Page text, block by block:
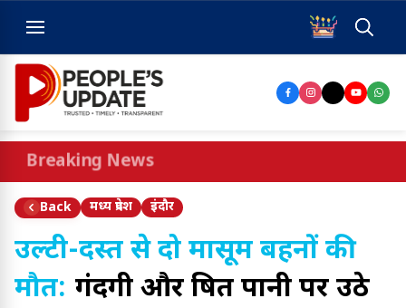
Breaking News
Back मध्य प्रदेश इंदौर
उल्टी-दस्त से दो मासूम बहनों की
मौत: गंदगी और दूषित पानी पर उठे